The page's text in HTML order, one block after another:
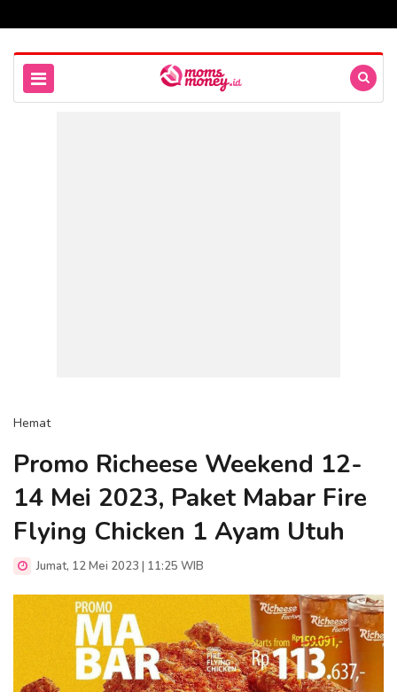
Hemat
Promo Richeese Weekend 12-
14 Mei 2023, Paket Mabar Fire
Flying Chicken 1 Ayam Utuh
Jumat, 12 Mei 2023 | 11:25 WIB